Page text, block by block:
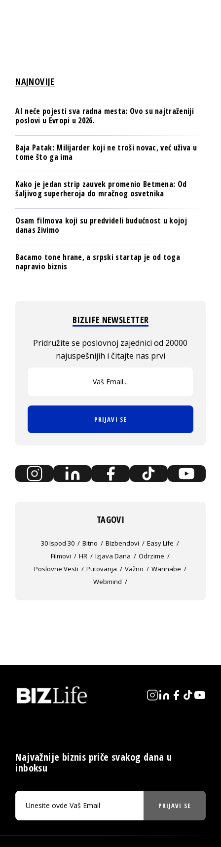
NAJNOVIJE
AI neće pojesti sva radna mesta: Ovo su najtraženiji
poslovi u Evropi u 2026.
Baja Patak: Milijarder koji ne troši novac, već uživa u
tome što ga ima
Kako je jedan strip zauvek promenio Betmena: Od
šaljivog superheroja do mračnog osvetnika
Osam filmova koji su predvideli budućnost u kojoj
danas živimo
Bacamo tone hrane, a srpski startap je od toga
napravio biznis
BIZLIFE NEWSLETTER
Pridružite se poslovnoj zajednici od 20000
najuspešnijih i čitajte nas prvi
PRIJAVI SE
TAGOVI
30 Ispod 30 Bitno Bizbendovi
Easy Life
Filmovi
HR Izjava Dana
Odrzime
Poslovne Vesti
Putovanja Važno
Wannabe
Webmind
Najvažnije biznis priče svakog dana u
inboksu
PRIJAVI SE